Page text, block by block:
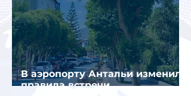
В аэропорту Антальи изменили
правила встречи